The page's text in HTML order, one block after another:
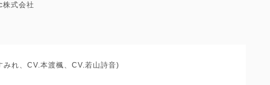
式会社
れ、CV.本渡楓、CV.若山詩音)